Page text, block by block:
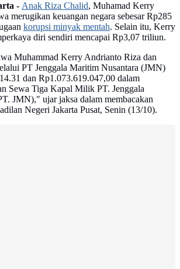
- Anak Riza Chalid, Muhamad Kerry
merugikan keuangan negara sebesar Rp285
korupsi minyak mentah. Selain itu, Kerry
diri sendiri mencapai Rp3,07 triliun.
Muhammad Kerry Andrianto Riza dan
PT Jenggala Maritim Nusantara (JMN)
dan Rp1.073.619.047,00 dalam
Sewa Tiga Kapal Milik PT. Jenggala
JMN)," ujar jaksa dalam membacakan
Negeri Jakarta Pusat, Senin (13/10).